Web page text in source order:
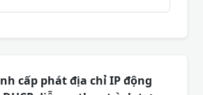
cấp phát địa chỉ IP động